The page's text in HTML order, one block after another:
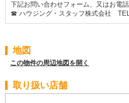
下記お問い合わせフォーム、又はお電
☎ ハウジング・スタッフ株式会社 TEL
地図
この物件の周辺地図を開く
取り扱い店舗